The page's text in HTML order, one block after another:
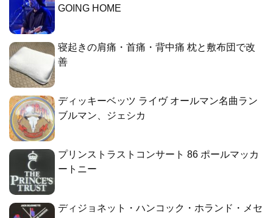
GOING HOME
寝起きの肩痛・首痛・背中痛 枕と敷布団で改
善
ディッキーベッツ ライヴ オールマン名曲ラン
ブルマン、ジェシカ
プリンストラストコンサート 86 ポールマッカ
ートニー
ディジョネット・ハンコック・ホランド・メセ